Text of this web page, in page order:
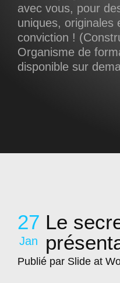
avec vous, pour
uniques, originales
conviction !
Organisme de
disponible sur
27
Jan
Le
Publié par Slide at